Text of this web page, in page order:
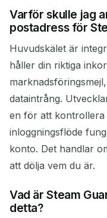
Varför skulle jag
postadress för
Huvudskälet är
håller din riktiga
dataintrång.
en för att kontrollera
inloggningsflöde
konto. Det handlar
att dölja vem du är.
Vad är Steam
detta?